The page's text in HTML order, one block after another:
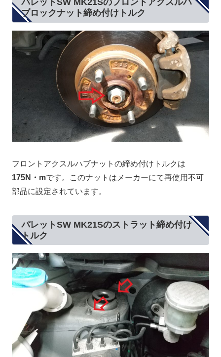
パレットSW MK21Sのフロントアクスルハ
ブロックナット締め付けトルク
フロントアクスルハブナットの締め付けトルクは
175N・mです。このナットはメーカーにて再使用不可
部品に設定されています。
パレットSW MK21Sのストラット締め付け
トルク